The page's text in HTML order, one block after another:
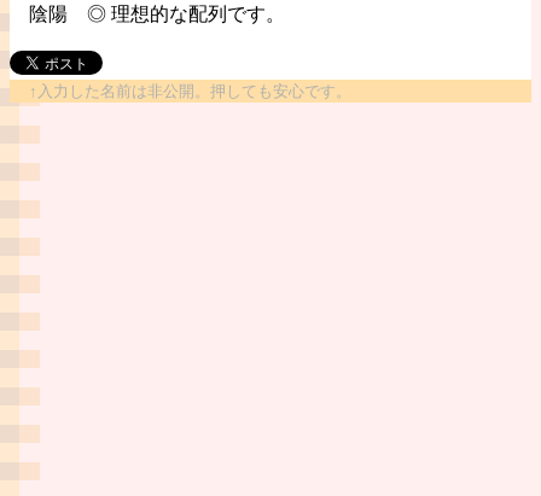
陰陽 ◎ 理想的な配列です。
↑入力した名前は非公開。押しても安心です。